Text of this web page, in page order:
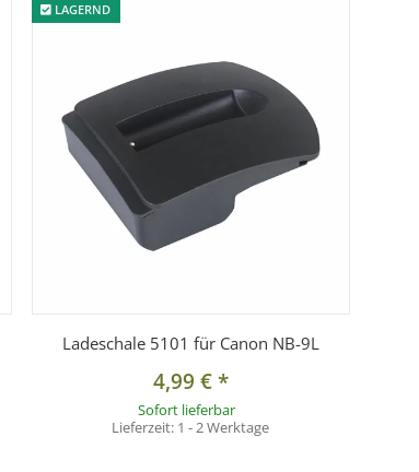
LAGERND
Ladeschale 5101 für Canon NB-9L
4,99 €*
Sofort lieferbar
Lieferzeit: 1 - 2 Werktage